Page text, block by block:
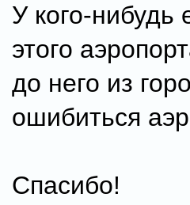
У кого-нибудь
этого
до него из
ошибиться
Спасибо!